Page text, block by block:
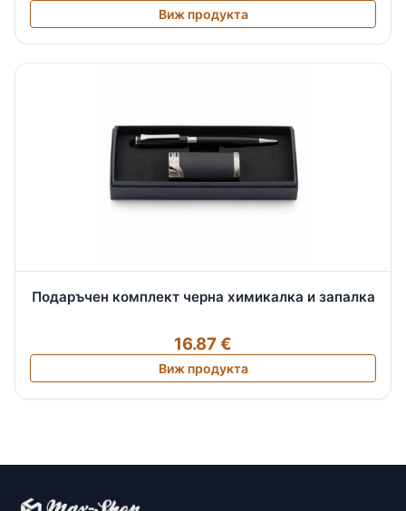
Виж продукта
Подаръчен комплект черна химикалка и запалка
16.87 €
Виж продукта